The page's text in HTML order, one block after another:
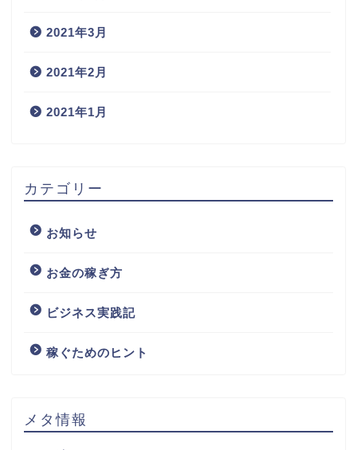
2021年3月
2021年2月
2021年1月
カテゴリー
お知らせ
お金の稼ぎ方
ビジネス実践記
稼ぐためのヒント
メタ情報